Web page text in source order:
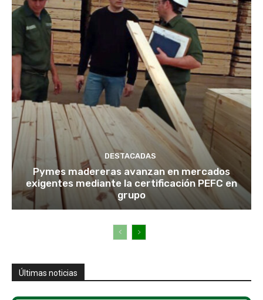
DESTACADAS
Pymes madereras avanzan en mercados
exigentes mediante la certificación PEFC en
grupo
Últimas noticias